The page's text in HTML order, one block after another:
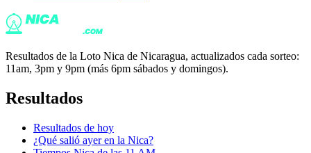
Resultados de la Loto Nica de Nicaragua, actualizados cada sorteo:
11am, 3pm y 9pm (más 6pm sábados y domingos).
Resultados
Resultados de hoy
¿Qué salió ayer en la Nica?